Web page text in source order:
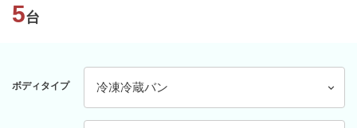
5台
ボディタイプ 冷凍冷蔵バン